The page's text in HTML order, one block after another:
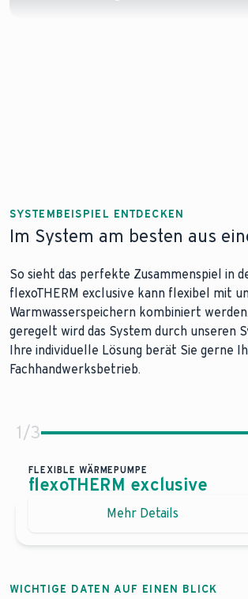
SYSTEMBEISPIEL ENTDECKEN
Im System am besten aus
So sieht das perfekte Zusammenspiel in
flexoTHERM exclusive kann flexibel mit
Warmwasserspeichern kombiniert
geregelt wird das System durch unseren
Ihre individuelle Lösung berät Sie gerne
Fachhandwerksbetrieb.
1/3
FLEXIBLE WÄRMEPUMPE
flexoTHERM exclusive
Mehr Details
Flexible Wärmepumpe
WICHTIGE DATEN AUF EINEN BLICK